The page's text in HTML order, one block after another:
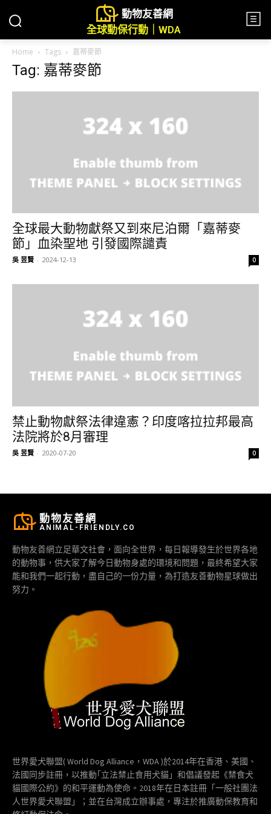
動物友善網
全球動保行動｜WDA
Home Tags 嘉蒂麥節
Tag: 嘉蒂麥節
全球最大動物獻祭又到來尼泊爾「嘉蒂麥
節」血染聖地 引發國際譴責
吳 昱賢 - 2024-12-13 0
禁止動物獻祭法律違憲？印度喀拉拉邦最高
法院將於8月審理
吳 昱賢 - 2020-07-20 0
動物友善網
ANIMAL-FRIENDLY.CO
動物友善網立足華文社會，面向全世界，每日報導發生於世界各地
的動物事，供大家了解今日動物身處的環境和問題，最終希望大家
能和我們一起行動，盡自己的一份力量，為打造友善動物星球做出
努力。
世界愛犬聯盟( World Dog Alliance，WDA )於2014年在香港、美國、
法國同步註冊，以推動｢立法禁止食用犬貓」和倡議發起《禁食犬
貓國際公約》的和平運動為使命。2018年在日本註冊「一般社團法
人世界愛犬聯盟」；並在台灣成立辦事處，專注於推廣動保教育和